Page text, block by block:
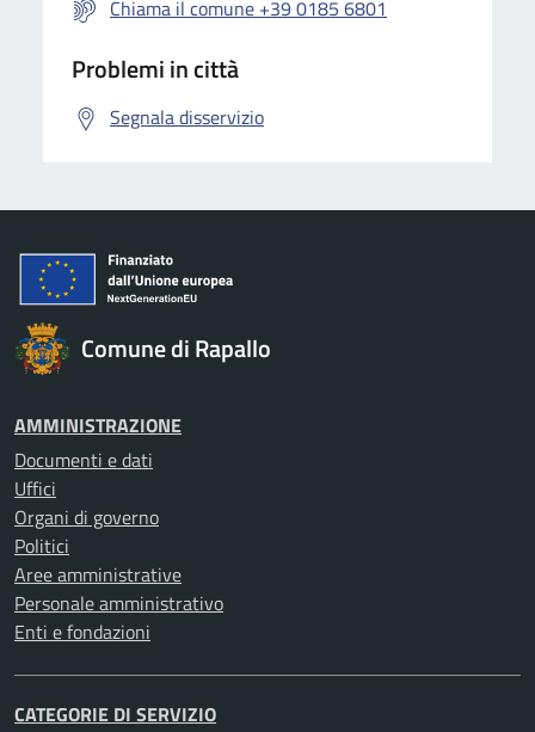
Chiama il comune +39 0185 6801
Problemi in città
Segnala disservizio
Comune di Rapallo
AMMINISTRAZIONE
Documenti e dati
Uffici
Organi di governo
Politici
Aree amministrative
Personale amministrativo
Enti e fondazioni
CATEGORIE DI SERVIZIO